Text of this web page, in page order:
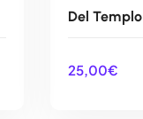
Del Templo
25,00€